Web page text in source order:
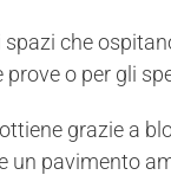
che
o per gli
grazie a
un pavimento